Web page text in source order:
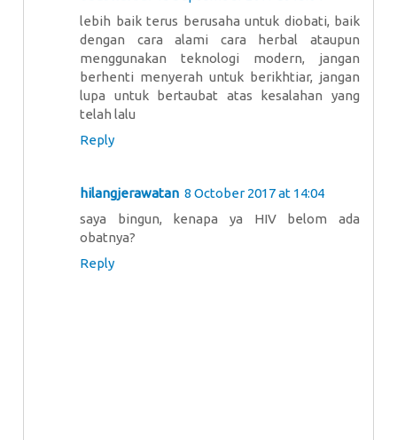
lebih baik terus berusaha untuk diobati, baik
dengan cara alami cara herbal ataupun
menggunakan teknologi modern, jangan
berhenti menyerah untuk berikhtiar, jangan
lupa untuk bertaubat atas kesalahan yang
telah lalu
Reply
hilangjerawatan 8 October 2017 at 14:04
saya bingun, kenapa ya HIV belom ada
obatnya?
Reply